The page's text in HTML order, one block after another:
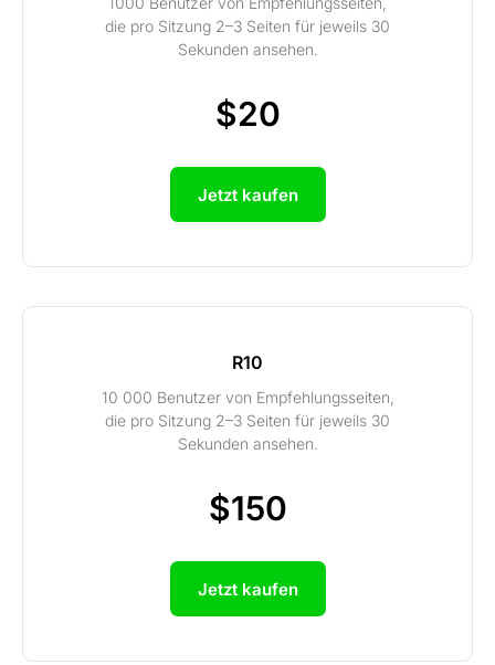
die pro Sitzung 2–3 Seiten für jeweils 30
Sekunden ansehen.
$20
Jetzt kaufen
R10
10 000 Benutzer von Empfehlungsseiten,
die pro Sitzung 2–3 Seiten für jeweils 30
Sekunden ansehen.
$150
Jetzt kaufen